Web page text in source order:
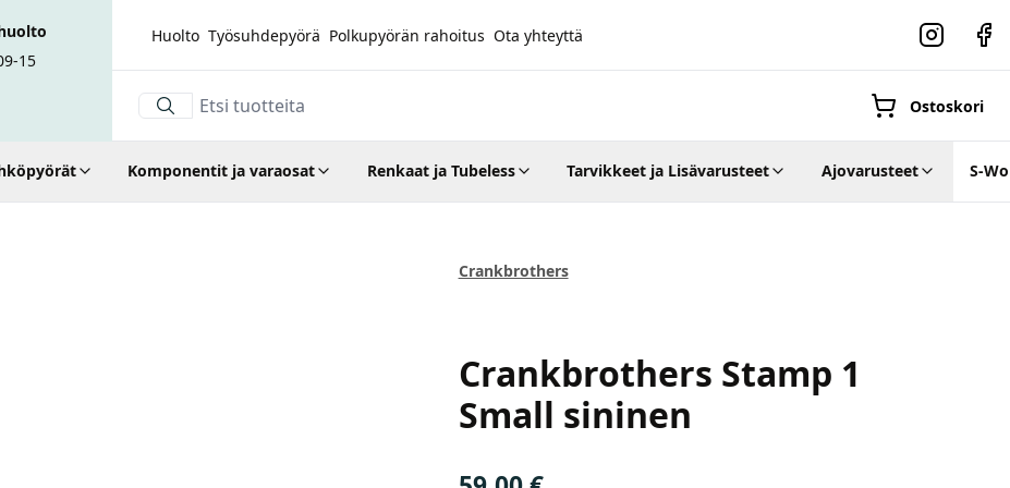
15
Huolto Työsuhdepyörä Polkupyörän rahoitus Ota yhteyttä Instagram
Suositut osastot
Gravel-
pyörät
Ostoskori
Komponentit ja varaosat Renkaat ja Tubeless Tarvikkeet ja Lisävarusteet Ajovarusteet S-
katso kaikki kuvatCrankbrothers
Crankbrothers Stamp 1
Small sininen